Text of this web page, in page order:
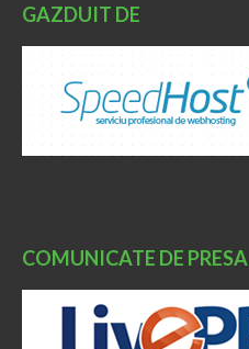
GAZDUIT DE
COMUNICATE DE PRESA